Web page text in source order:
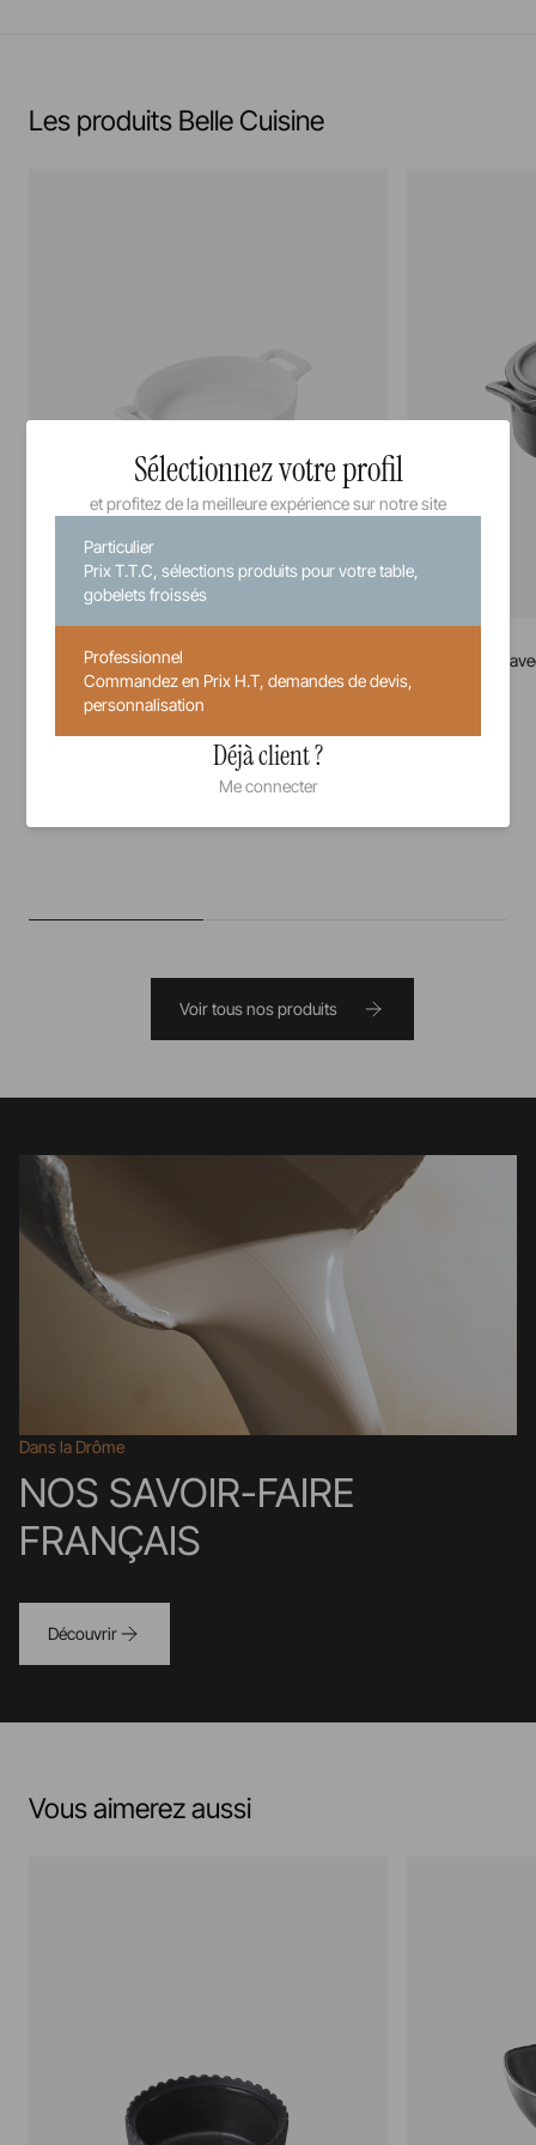
Les produits Belle Cuisine
Cassolette ovale
14,50 cm
Cocotte ovale
Voir tous nos produits
Dans la Drôme
NOS SAVOIR-FAIRE
FRANÇAIS
Découvrir
Vous aimerez aussi
Sélectionnez votre profil
et profitez de la meilleure expérience sur notre site
Particulier
Prix T.T.C, sélections produits pour votre table,
gobelets froissés
Professionnel
Commandez en Prix H.T, demandes de devis,
personnalisation
Déjà client ?
Me connecter